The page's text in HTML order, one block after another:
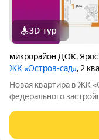
3D-тур
микрорайон ДОК,
ЖК «Остров-сад», 2
Новая квартира в ЖК
федерального
Девелопмент.